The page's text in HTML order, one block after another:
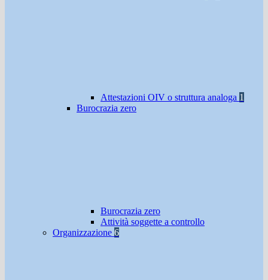
Attestazioni OIV o struttura analoga 1
Burocrazia zero
Burocrazia zero
Attività soggette a controllo
Organizzazione 6